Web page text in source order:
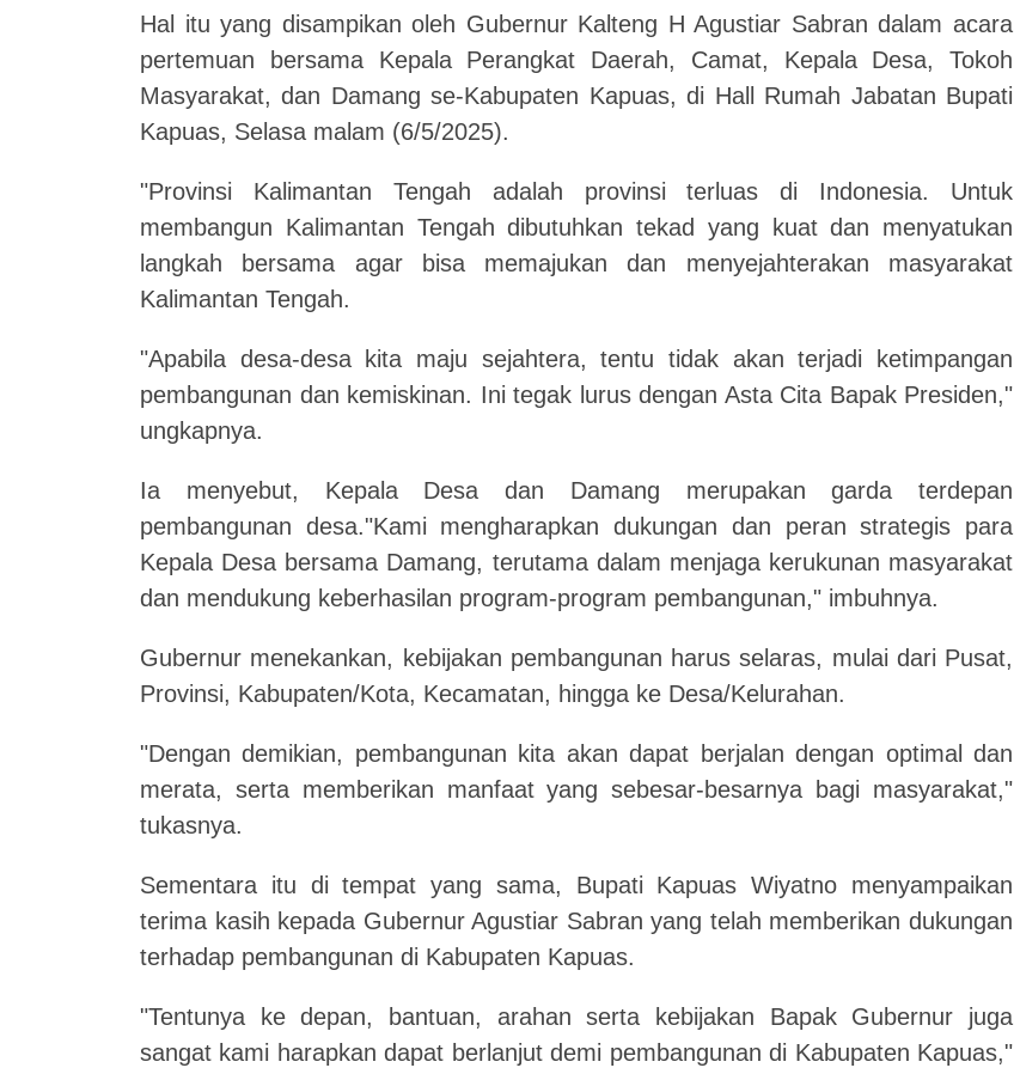
Hal itu yang disampikan oleh Gubernur Kalteng H Agustiar Sabran dalam acara
pertemuan bersama Kepala Perangkat Daerah, Camat, Kepala Desa, Tokoh
Masyarakat, dan Damang se-Kabupaten Kapuas, di Hall Rumah Jabatan Bupati
Kapuas, Selasa malam (6/5/2025).
"Provinsi Kalimantan Tengah adalah provinsi terluas di Indonesia. Untuk
membangun Kalimantan Tengah dibutuhkan tekad yang kuat dan menyatukan
langkah bersama agar bisa memajukan dan menyejahterakan masyarakat
Kalimantan Tengah.
"Apabila desa-desa kita maju sejahtera, tentu tidak akan terjadi ketimpangan
pembangunan dan kemiskinan. Ini tegak lurus dengan Asta Cita Bapak Presiden,"
ungkapnya.
Ia menyebut, Kepala Desa dan Damang merupakan garda terdepan
pembangunan desa."Kami mengharapkan dukungan dan peran strategis para
Kepala Desa bersama Damang, terutama dalam menjaga kerukunan masyarakat
dan mendukung keberhasilan program-program pembangunan," imbuhnya.
Gubernur menekankan, kebijakan pembangunan harus selaras, mulai dari Pusat,
Provinsi, Kabupaten/Kota, Kecamatan, hingga ke Desa/Kelurahan.
"Dengan demikian, pembangunan kita akan dapat berjalan dengan optimal dan
merata, serta memberikan manfaat yang sebesar-besarnya bagi masyarakat,"
tukasnya.
Sementara itu di tempat yang sama, Bupati Kapuas Wiyatno menyampaikan
terima kasih kepada Gubernur Agustiar Sabran yang telah memberikan dukungan
terhadap pembangunan di Kabupaten Kapuas.
"Tentunya ke depan, bantuan, arahan serta kebijakan Bapak Gubernur juga
sangat kami harapkan dapat berlanjut demi pembangunan di Kabupaten Kapuas,"